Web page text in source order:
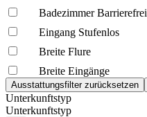
Badezimmer Barrierefrei
Eingang Stufenlos
Breite Flure
Breite Eingänge
Unterkunftstyp
Unterkunftstyp